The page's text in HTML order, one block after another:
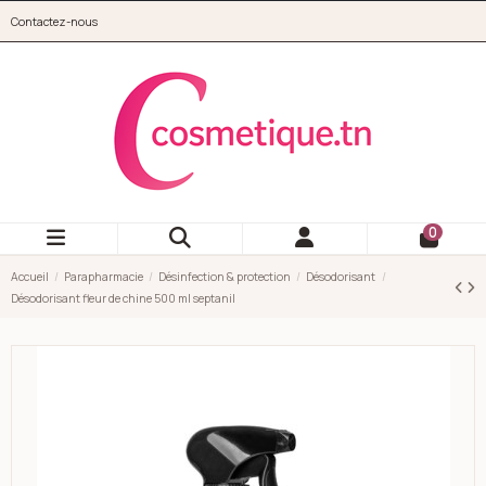
Contactez-nous
0
Accueil Parapharmacie Désinfection & protection
Désodorisant
Désodorisant fleur de chine 500 ml septanil